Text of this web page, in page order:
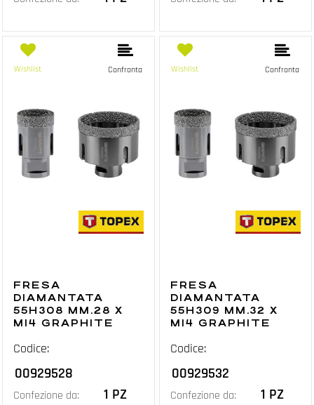
Wishlist Confronta
FRESA
DIAMANTATA
55H308 MM.28 X
M14 GRAPHITE
Codice:
00929528
Confezione da: 1 PZ
Wishlist Confronta
FRESA
DIAMANTATA
55H309 MM.32 X
M14 GRAPHITE
Codice:
00929532
Confezione da: 1 PZ